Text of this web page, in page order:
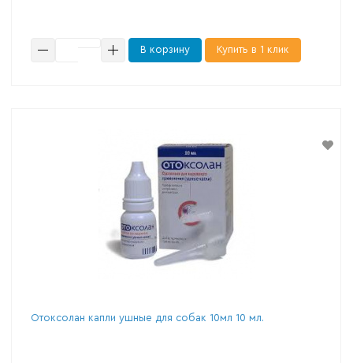
В корзину Купить в 1 клик
Отоксолан капли ушные для собак 10мл 10 мл.